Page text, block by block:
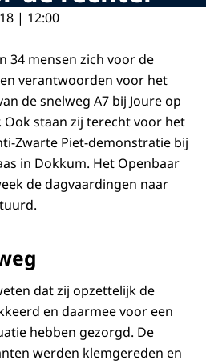
| 12:00
34 mensen zich voor de
verantwoorden voor het
de snelweg A7 bij Joure op
Ook staan zij terecht voor het
Zwarte Piet-demonstratie bij
in Dokkum. Het Openbaar
de dagvaardingen naar
dat zij opzettelijk de
en daarmee voor een
hebben gezorgd. De
werden klemgereden en